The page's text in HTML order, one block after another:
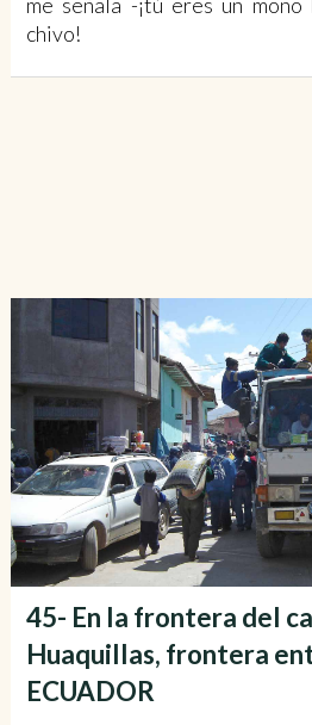
chivo!
45- En la frontera del
Huaquillas, frontera
ECUADOR